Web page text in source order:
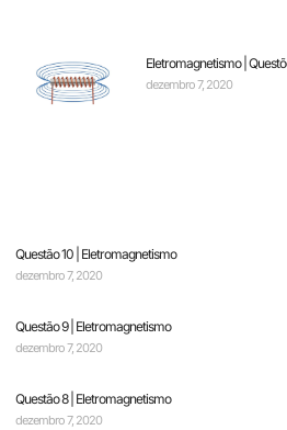
Eletromagnetismo |
dezembro 7, 2020
Questão 10 | Eletromagnetismo
dezembro 7, 2020
Questão 9 | Eletromagnetismo
dezembro 7, 2020
Questão 8 | Eletromagnetismo
dezembro 7, 2020